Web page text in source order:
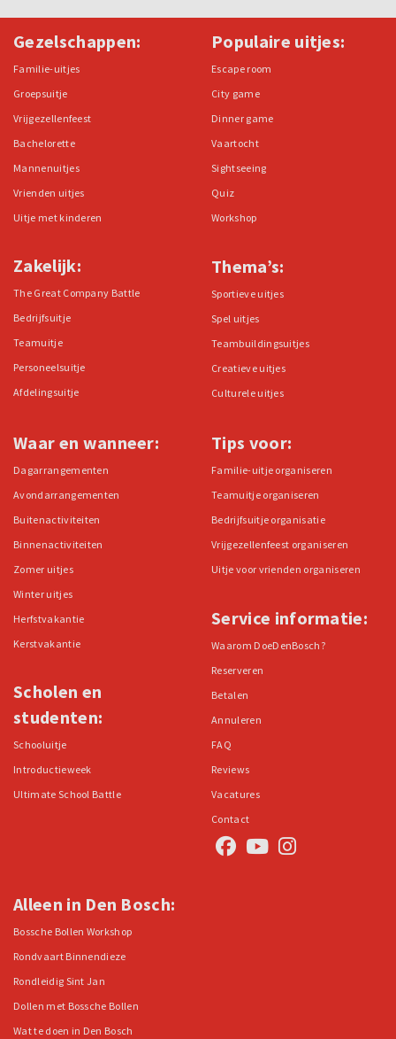
Gezelschappen:
Familie-uitjes
Groepsuitje
Vrijgezellenfeest
Bachelorette
Mannenuitjes
Vrienden uitjes
Uitje met kinderen
Zakelijk:
The Great Company Battle
Bedrijfsuitje
Teamuitje
Personeelsuitje
Afdelingsuitje
Populaire uitjes:
Escape room
City game
Dinner game
Vaartocht
Sightseeing
Quiz
Workshop
Thema’s:
Sportieve uitjes
Spel uitjes
Teambuildingsuitjes
Creatieve uitjes
Culturele uitjes
Waar en wanneer:
Dagarrangementen
Avondarrangementen
Buitenactiviteiten
Binnenactiviteiten
Zomer uitjes
Winter uitjes
Herfstvakantie
Kerstvakantie
Scholen en
studenten:
Schooluitje
Introductieweek
Ultimate School Battle
Tips voor:
Familie-uitje organiseren
Teamuitje organiseren
Bedrijfsuitje organisatie
Vrijgezellenfeest organiseren
Uitje voor vrienden organiseren
Service informatie:
Waarom DoeDenBosch?
Reserveren
Betalen
Annuleren
FAQ
Reviews
Vacatures
Contact
Alleen in Den Bosch:
Bossche Bollen Workshop
Rondvaart Binnendieze
Rondleidig Sint Jan
Dollen met Bossche Bollen
Wat te doen in Den Bosch